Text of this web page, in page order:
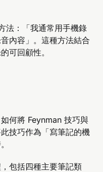
法：「我通常用手機錄
內容」。這種方法結合
可回顧性。
何將 Feynman 技巧與
技巧作為「寫筆記的機
包括四種主要筆記類